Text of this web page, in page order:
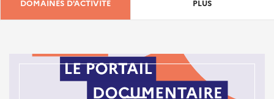
DOMAINES D'ACTIVITÉ PLUS